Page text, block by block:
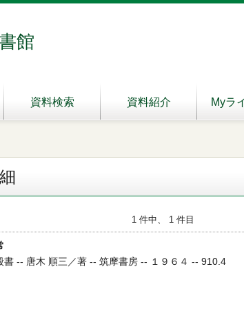
館
資料検索 資料紹介 Myラ
1 件中、 1 件目
書 -- 唐木 順三／著 -- 筑摩書房 -- １９６４ -- 910.4